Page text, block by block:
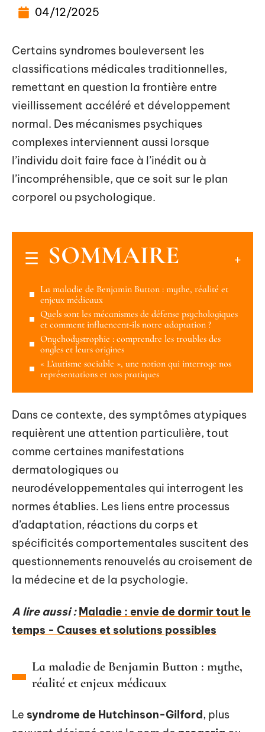
04/12/2025
Certains syndromes bouleversent les
classifications médicales traditionnelles,
remettant en question la frontière entre
vieillissement accéléré et développement
normal. Des mécanismes psychiques
complexes interviennent aussi lorsque
l’individu doit faire face à l’inédit ou à
l’incompréhensible, que ce soit sur le plan
corporel ou psychologique.
SOMMAIRE
La maladie de Benjamin Button : mythe, réalité et
enjeux médicaux
Quels sont les mécanismes de défense psychologiques
et comment influencent-ils notre adaptation ?
Onychodystrophie : comprendre les troubles des
ongles et leurs origines
« L’autisme sociable », une notion qui interroge nos
représentations et nos pratiques
Dans ce contexte, des symptômes atypiques
requièrent une attention particulière, tout
comme certaines manifestations
dermatologiques ou
neurodéveloppementales qui interrogent les
normes établies. Les liens entre processus
d’adaptation, réactions du corps et
spécificités comportementales suscitent des
questionnements renouvelés au croisement de
la médecine et de la psychologie.
A lire aussi : Maladie : envie de dormir tout le
temps - Causes et solutions possibles
La maladie de Benjamin Button : mythe,
réalité et enjeux médicaux
Le syndrome de Hutchinson-Gilford, plus